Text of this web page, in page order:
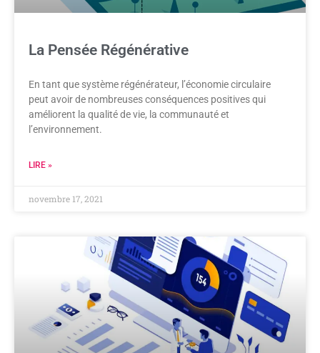
La Pensée Régénérative
En tant que système régénérateur, l’économie circulaire
peut avoir de nombreuses conséquences positives qui
améliorent la qualité de vie, la communauté et
l’environnement.
LIRE »
novembre 17, 2021